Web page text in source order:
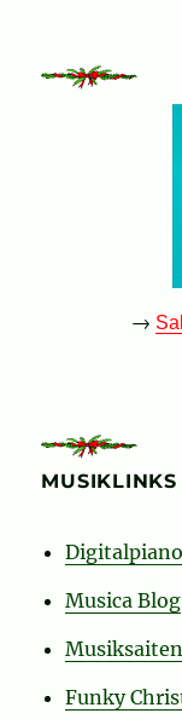
→
MUSIKLINKS
Musica Blog
Musiksaiten
Funky